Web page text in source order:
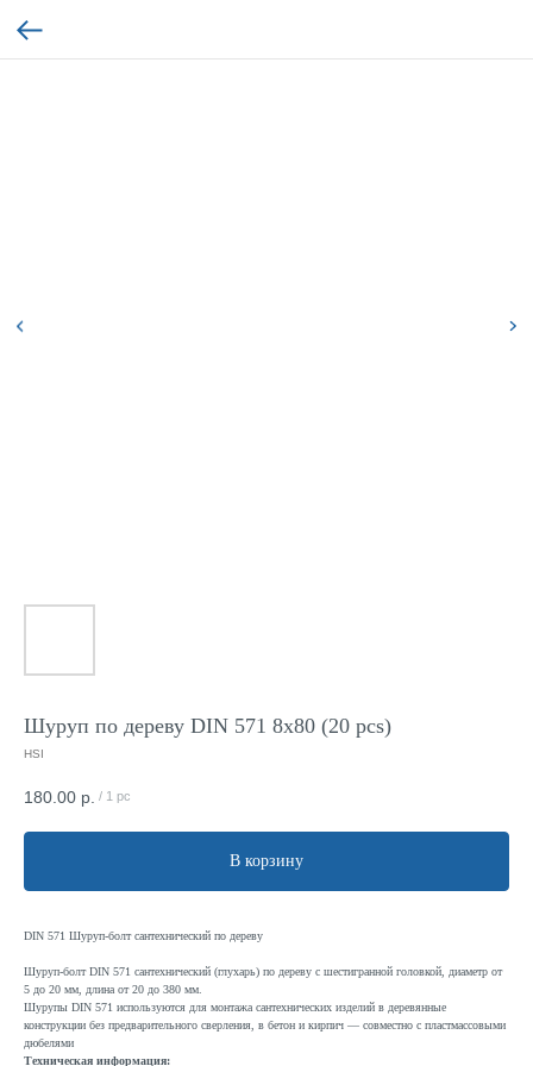
Шуруп по дереву DIN 571 8x80 (20 pcs)
HSI
180.00 р. / 1 pc
В корзину
DIN 571 Шуруп-болт сантехнический по дереву
Шуруп-болт DIN 571 сантехнический (глухарь) по дереву с шестигранной головкой, диаметр от
5 до 20 мм, длина от 20 до 380 мм.
Шурупы DIN 571 используются для монтажа сантехнических изделий в деревянные
конструкции без предварительного сверления, в бетон и кирпич — совместно с пластмассовыми
дюбелями
Техническая информация: